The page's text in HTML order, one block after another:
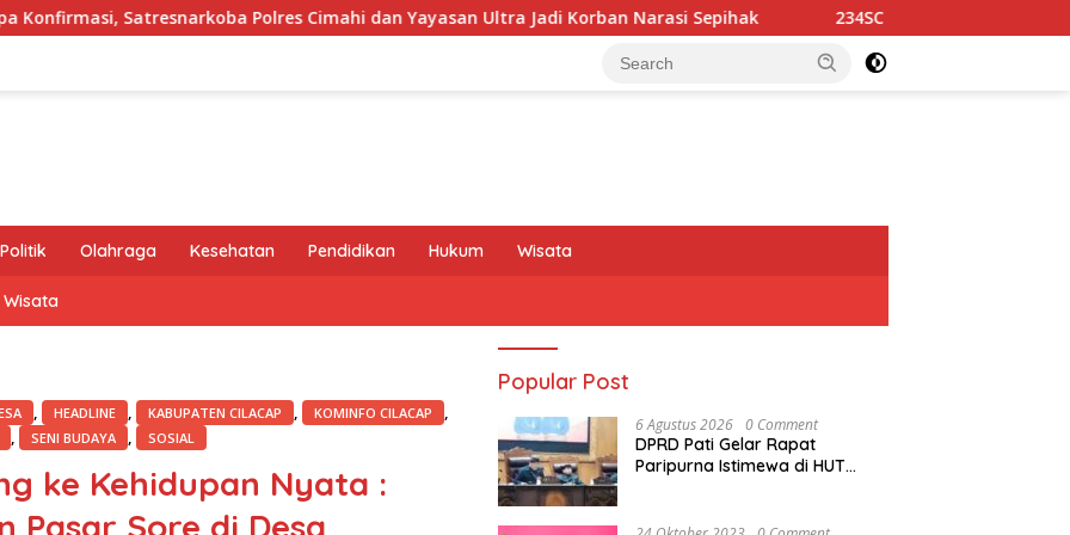
Polres Cimahi dan Yayasan Ultra Jadi Korban Narasi Sepihak 234SC Kota Bandung Gelar Aksi Berbagi
Politik Olahraga Kesehatan Pendidikan Hukum Wisata
Wisata
, HEADLINE , KABUPATEN CILACAP , KOMINFO CILACAP ,
, SENI BUDAYA , SOSIAL
ke Kehidupan Nyata :
Pasar Sore di Desa
Popular Post
6 Agustus 2026 0 Comment
DPRD Pati Gelar Rapat
Paripurna Istimewa di HUT